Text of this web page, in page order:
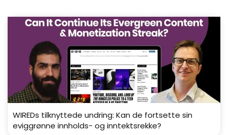
WIREDs tilknyttede undring: Kan de fortsette sin
eviggrønne innholds- og inntektsrekke?